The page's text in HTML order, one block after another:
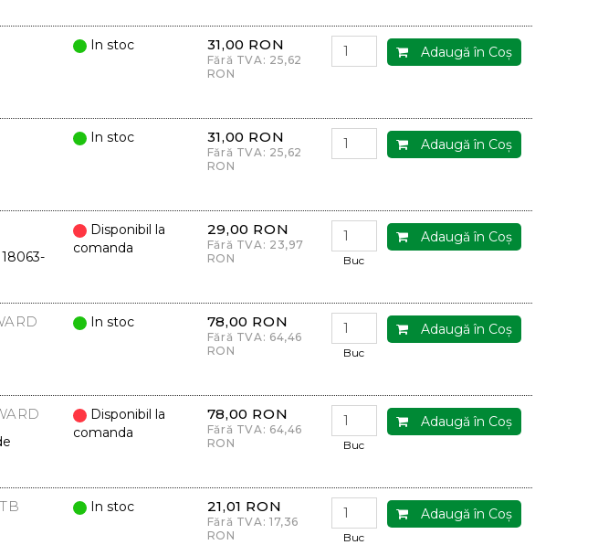
In stoc 31,00 RON
Fără TVA: 25,62
RON
Adaugă în Coş
In stoc 31,00 RON
Fără TVA: 25,62
RON
Adaugă în Coş
Disponibil la
comanda
29,00 RON
Fără TVA: 23,97
RON
Adaugă în Coş
Buc
In stoc 78,00 RON
Fără TVA: 64,46
RON
Adaugă în Coş
Buc
Disponibil la
comanda
78,00 RON
Fără TVA: 64,46
RON
Adaugă în Coş
Buc
In stoc 21,01 RON
Fără TVA: 17,36
RON
Adaugă în Coş
Buc